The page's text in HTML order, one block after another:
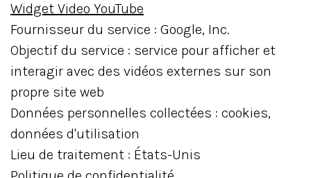
Widget Video YouTube
Fournisseur du service : Google, Inc.
Objectif du service : service pour afficher et
interagir avec des vidéos externes sur son
propre site web
Données personnelles collectées : cookies,
données d'utilisation
Lieu de traitement : États-Unis